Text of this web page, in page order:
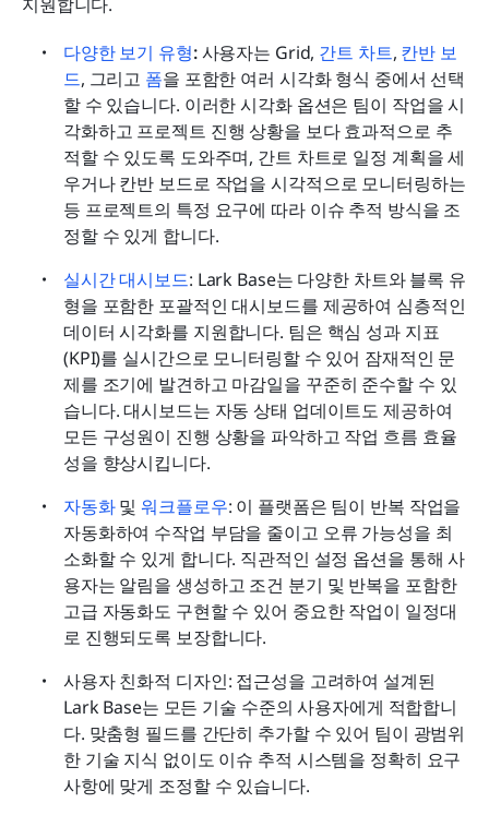
다양한 보기 유형: 사용자는 Grid, 간트 차트, 칸반 보
드, 그리고 폼을 포함한 여러 시각화 형식 중에서 선택
할 수 있습니다. 이러한 시각화 옵션은 팀이 작업을 시
각화하고 프로젝트 진행 상황을 보다 효과적으로 추
적할 수 있도록 도와주며, 간트 차트로 일정 계획을 세
우거나 칸반 보드로 작업을 시각적으로 모니터링하는
등 프로젝트의 특정 요구에 따라 이슈 추적 방식을 조
정할 수 있게 합니다.
실시간 대시보드: Lark Base는 다양한 차트와 블록 유
형을 포함한 포괄적인 대시보드를 제공하여 심층적인
데이터 시각화를 지원합니다. 팀은 핵심 성과 지표
(KPI)를 실시간으로 모니터링할 수 있어 잠재적인 문
제를 조기에 발견하고 마감일을 꾸준히 준수할 수 있
습니다. 대시보드는 자동 상태 업데이트도 제공하여
모든 구성원이 진행 상황을 파악하고 작업 흐름 효율
성을 향상시킵니다.
자동화 및 워크플로우: 이 플랫폼은 팀이 반복 작업을
자동화하여 수작업 부담을 줄이고 오류 가능성을 최
소화할 수 있게 합니다. 직관적인 설정 옵션을 통해 사
용자는 알림을 생성하고 조건 분기 및 반복을 포함한
고급 자동화도 구현할 수 있어 중요한 작업이 일정대
로 진행되도록 보장합니다.
사용자 친화적 디자인: 접근성을 고려하여 설계된
Lark Base는 모든 기술 수준의 사용자에게 적합합니
다. 맞춤형 필드를 간단히 추가할 수 있어 팀이 광범위
한 기술 지식 없이도 이슈 추적 시스템을 정확히 요구
사항에 맞게 조정할 수 있습니다.